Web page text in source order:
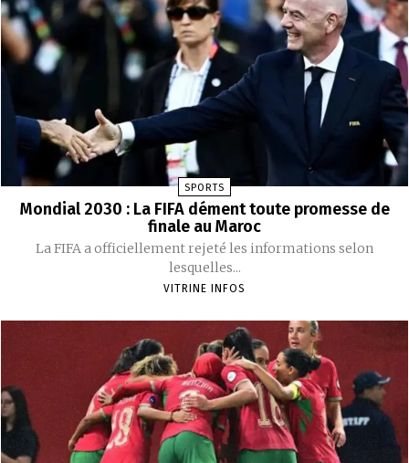
SPORTS
Mondial 2030 : La FIFA dément toute promesse de
finale au Maroc
La FIFA a officiellement rejeté les informations selon
lesquelles...
VITRINE INFOS